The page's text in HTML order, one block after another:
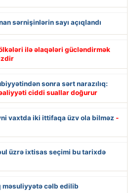
sərnişinlərin sayı açıqlandı
ilə əlaqələri gücləndirmək
sonra sərt narazılıq:
ciddi suallar doğurur
vaxtda iki ittifaqa üzv ola bilməz -
üzrə ixtisas seçimi bu tarixdə
məsuliyyətə cəlb edilib